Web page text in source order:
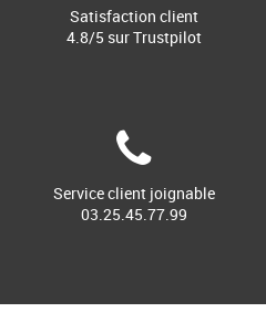
Satisfaction client
4.8/5 sur Trustpilot
Service client joignable
03.25.45.77.99